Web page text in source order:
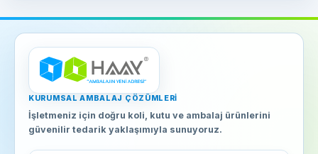
KURUMSAL AMBALAJ ÇÖZÜMLERI
İşletmeniz için doğru koli, kutu ve ambalaj ürünlerini
güvenilir tedarik yaklaşımıyla sunuyoruz.